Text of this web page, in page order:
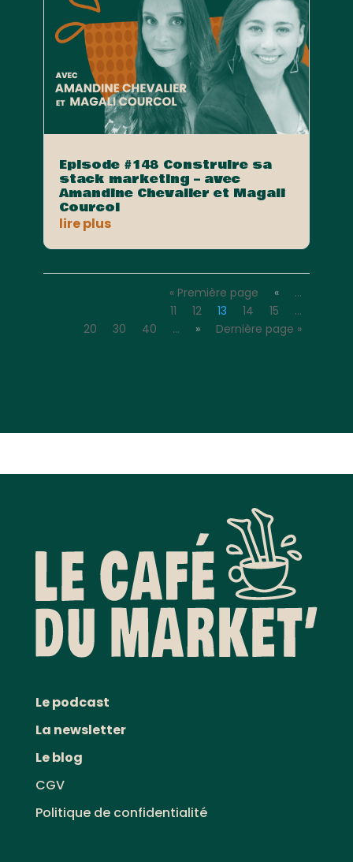
Episode #148 Construire sa
stack marketing – avec
Amandine Chevalier et Magali
Courcol
lire plus
« Première page «
…
11
12 13 14 15
…
20
30 40 … » Dernière page »
Le podcast
La newsletter
Le blog
CGV
Politique de confidentialité